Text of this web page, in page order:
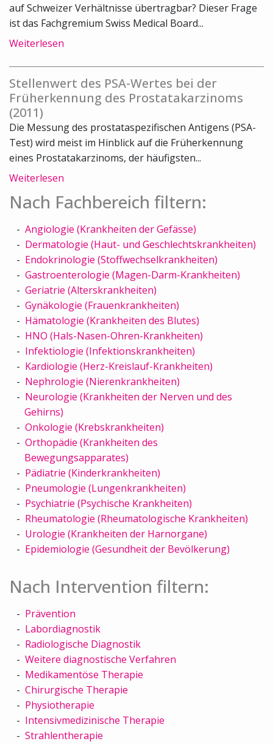
auf Schweizer Verhältnisse übertragbar? Dieser Frage
ist das Fachgremium Swiss Medical Board...
Weiterlesen
Stellenwert des PSA-Wertes bei der
Früherkennung des Prostatakarzinoms
(2011)
Die Messung des prostataspezifischen Antigens (PSA-
Test) wird meist im Hinblick auf die Früherkennung
eines Prostatakarzinoms, der häufigsten...
Weiterlesen
Nach Fachbereich filtern:
Angiologie (Krankheiten der Gefässe)
Dermatologie (Haut- und Geschlechtskrankheiten)
Endokrinologie (Stoffwechselkrankheiten)
Gastroenterologie (Magen-Darm-Krankheiten)
Geriatrie (Alterskrankheiten)
Gynäkologie (Frauenkrankheiten)
Hämatologie (Krankheiten des Blutes)
HNO (Hals-Nasen-Ohren-Krankheiten)
Infektiologie (Infektionskrankheiten)
Kardiologie (Herz-Kreislauf-Krankheiten)
Nephrologie (Nierenkrankheiten)
Neurologie (Krankheiten der Nerven und des
Gehirns)
Onkologie (Krebskrankheiten)
Orthopädie (Krankheiten des
Bewegungsapparates)
Pädiatrie (Kinderkrankheiten)
Pneumologie (Lungenkrankheiten)
Psychiatrie (Psychische Krankheiten)
Rheumatologie (Rheumatologische Krankheiten)
Urologie (Krankheiten der Harnorgane)
Epidemiologie (Gesundheit der Bevölkerung)
Nach Intervention filtern:
Prävention
Labordiagnostik
Radiologische Diagnostik
Weitere diagnostische Verfahren
Medikamentöse Therapie
Chirurgische Therapie
Physiotherapie
Intensivmedizinische Therapie
Strahlentherapie